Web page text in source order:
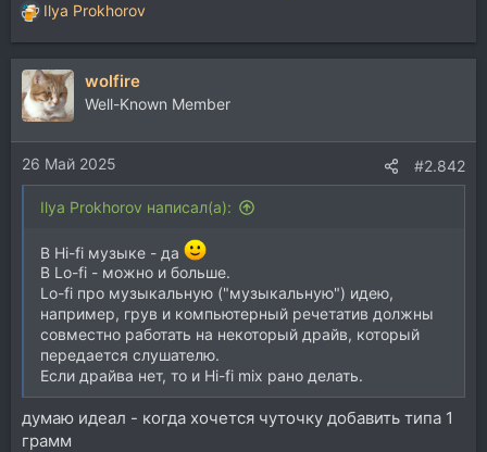
Р
е
а
к
ц
и
и
:
Ilya Prokhorov
wolfire
Well-Known Member
26 Май 2025 #2.842
Ilya Prokhorov написал(а):
В Hi-fi музыке - да
В Lo-fi - можно и больше.
Lo-fi про музыкальную ("музыкальную") идею,
например, грув и компьютерный речетатив должны
совместно работать на некоторый драйв, который
передается слушателю.
Если драйва нет, то и Hi-fi mix рано делать.
думаю идеал - когда хочется чуточку добавить типа 1
грамм